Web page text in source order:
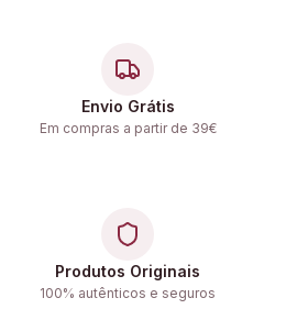
Envio Grátis
Em compras a partir de 39€
Produtos Originais
100% autênticos e seguros